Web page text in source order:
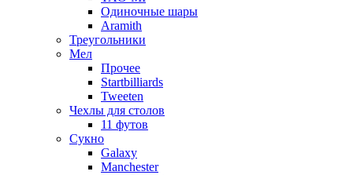
Одиночные шары
Aramith
Треугольники
Мел
Прочее
Startbilliards
Tweeten
Чехлы для столов
11 футов
Сукно
Galaxy
Manchester